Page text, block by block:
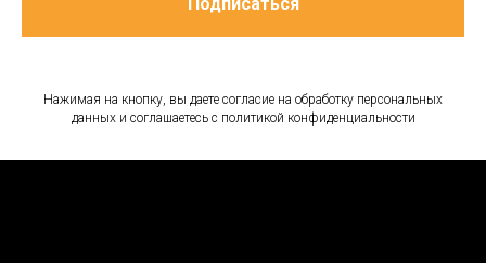
Нажимая на кнопку, вы даете согласие на обработку персональных
данных и соглашаетесь c политикой конфиденциальности